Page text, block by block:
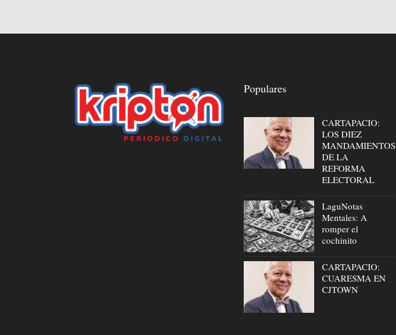
Populares
CARTAPACIO:
LOS DIEZ
MANDAMIENTOS
DE LA
REFORMA
ELECTORAL
LaguNotas
Mentales: A
romper el
cochinito
CARTAPACIO:
CUARESMA EN
CJTOWN